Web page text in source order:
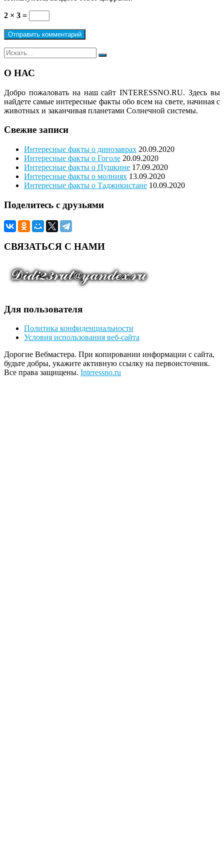
2 × 3 =
Поиск
для:
Поиск
О НАС
Добро пожаловать на наш сайтINTERESSNO.RU. Здесь вы
найдете самые интересные факты обо всем на свете, начиная с
животных и заканчивая планетами Солнечной системы.
Свежие записи
Интересные факты о динозаврах 20.09.2020
Интересные факты о Гоголе 20.09.2020
Интересные факты о Пушкине 17.09.2020
Интересные факты о молниях 13.09.2020
Интересные факты о Таджикистане 10.09.2020
Поделитесь с друзьями
СВЯЗАТЬСЯ С НАМИ
Для пользователя
Политика конфиденциальности
Условия использования веб-сайта
Дорогие Вебмастера. При копировании информации с сайта,
будьте добры, укажите активную ссылку на первоисточник.
Все права защищены. Interessno.ru